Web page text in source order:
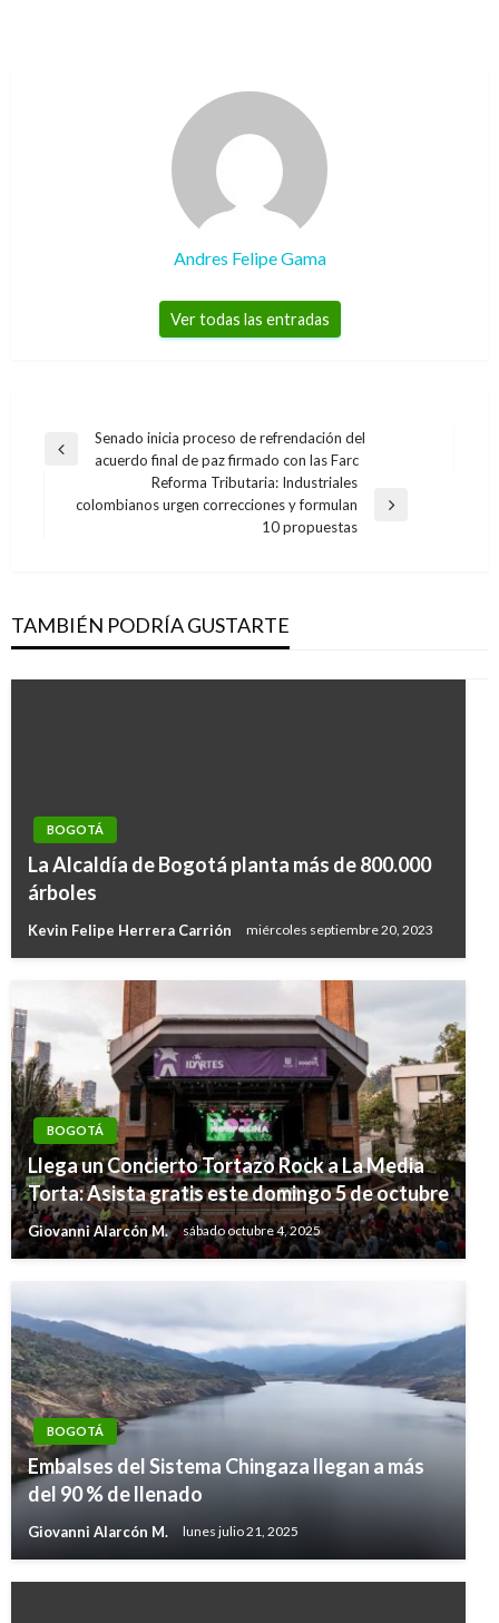
Andres Felipe Gama
Ver todas las entradas
Navegación
entradas
Entrada
Senado inicia proceso de refrendación del
acuerdo final de paz firmado con las Farc
Entrada
Reforma Tributaria: Industriales
colombianos urgen correcciones y formulan
10 propuestas
TAMBIÉN PODRÍA GUSTARTE
BOGOTÁ
La Alcaldía de Bogotá planta más de 800.000
árboles
Kevin Felipe Herrera Carrión miércoles septiembre 20, 2023
BOGOTÁ
Llega un Concierto Tortazo Rock a La Media
Torta: Asista gratis este domingo 5 de octubre
Giovanni Alarcón M. sábado octubre 4, 2025
BOGOTÁ
Embalses del Sistema Chingaza llegan a más
del 90 % de llenado
Giovanni Alarcón M. lunes julio 21, 2025